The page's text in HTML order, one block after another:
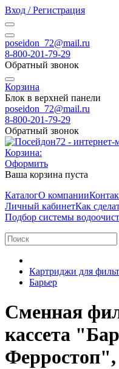
Вход / Регистрация
poseidon_72@mail.ru
8-800-201-79-29
Обратный звонок
Корзина
Блок в верхней панели
poseidon_72@mail.ru
8-800-201-79-29
Обратный звонок
Корзина:
Оформить
Ваша корзина пуста
КаталогО компании
Личный кабинетКак
Подбор системы
Картриджи для
Барьер
Сменная
кассета
Ферростоп",